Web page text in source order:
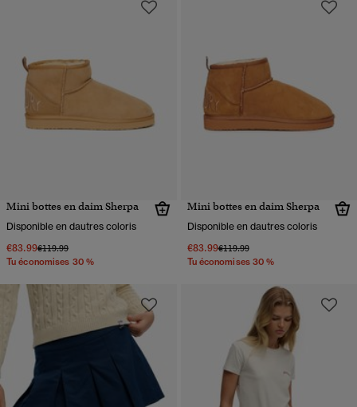
Mini bottes en daim Sherpa
Disponible en dautres coloris
€83.99Prix réduit de
€119.99à
Tu économises 30 %
Mini bottes en daim Sherpa
Disponible en dautres coloris
€83.99Prix réduit de
€119.99à
Tu économises 30 %